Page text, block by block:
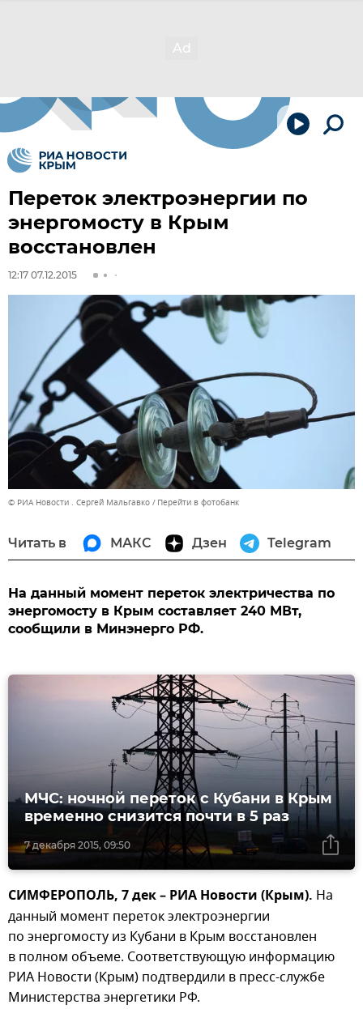
Переток электроэнергии по
энергомосту в Крым
восстановлен
12:17 07.12.2015
© РИА Новости . Сергей Мальгавко Перейти в фотобанк
Читать в МАКС Дзен Telegram
На данный момент переток электричества по
энергомосту в Крым составляет 240 МВт,
сообщили в Минэнерго РФ.
7 декабря 2015, 09:50
МЧС: ночной переток с Кубани в Крым
временно снизится почти в 5 раз
СИМФЕРОПОЛЬ, 7 дек – РИА Новости (Крым). На
данный момент переток электроэнергии
по энергомосту из Кубани в Крым восстановлен
в полном объеме. Соответствующую информацию
РИА Новости (Крым) подтвердили в пресс-службе
Министерства энергетики РФ.